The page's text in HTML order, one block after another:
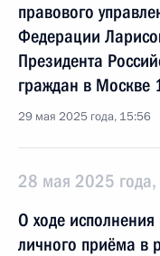
правового
Федерации
Президента
граждан в Москве
29 мая 2025 года, 15:56
28 мая 2025 года,
О ходе
личного приёма в